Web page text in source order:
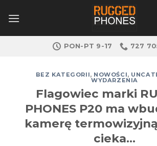
PON-PT 9-17 727
BEZ KATEGORII, NOWOŚCI,
WYDARZENIA
Flagowiec marki
PHONES P20 ma
kamerę
cieka…